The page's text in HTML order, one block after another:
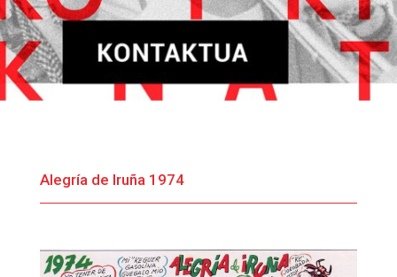
Alegría de Iruña 1974